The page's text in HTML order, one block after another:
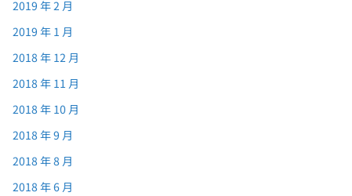
2019 年 2 月
2019 年 1 月
2018 年 12 月
2018 年 11 月
2018 年 10 月
2018 年 9 月
2018 年 8 月
2018 年 6 月